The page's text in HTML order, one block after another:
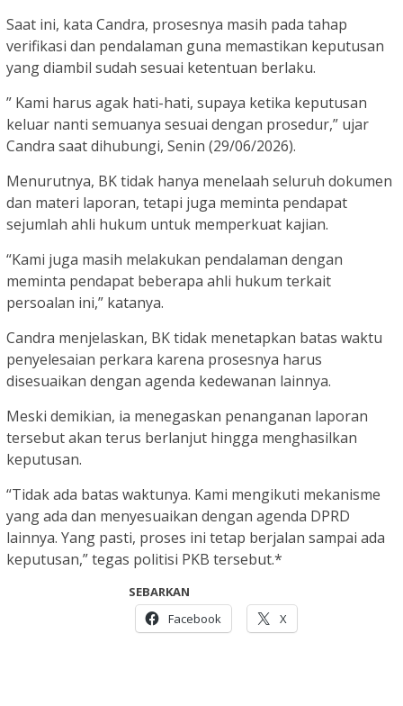
Saat ini, kata Candra, prosesnya masih pada tahap
verifikasi dan pendalaman guna memastikan keputusan
yang diambil sudah sesuai ketentuan berlaku.
” Kami harus agak hati-hati, supaya ketika keputusan
keluar nanti semuanya sesuai dengan prosedur,” ujar
Candra saat dihubungi, Senin (29/06/2026).
Menurutnya, BK tidak hanya menelaah seluruh dokumen
dan materi laporan, tetapi juga meminta pendapat
sejumlah ahli hukum untuk memperkuat kajian.
“Kami juga masih melakukan pendalaman dengan
meminta pendapat beberapa ahli hukum terkait
persoalan ini,” katanya.
Candra menjelaskan, BK tidak menetapkan batas waktu
penyelesaian perkara karena prosesnya harus
disesuaikan dengan agenda kedewanan lainnya.
Meski demikian, ia menegaskan penanganan laporan
tersebut akan terus berlanjut hingga menghasilkan
keputusan.
“Tidak ada batas waktunya. Kami mengikuti mekanisme
yang ada dan menyesuaikan dengan agenda DPRD
lainnya. Yang pasti, proses ini tetap berjalan sampai ada
keputusan,” tegas politisi PKB tersebut.*
SEBARKAN
Facebook
X